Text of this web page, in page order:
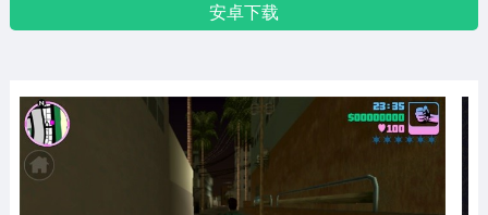
安卓下载